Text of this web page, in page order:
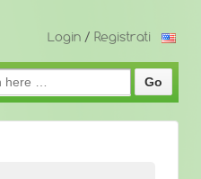
Login / Registrati